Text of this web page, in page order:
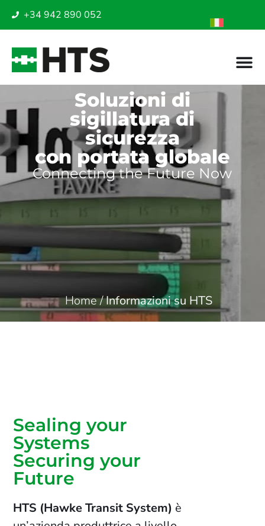
+34 942 890 052
Soluzioni di
sigillatura di
sicurezza
con portata globale
Connecting the Future Now
Home/Informazioni su HTS
Sealing your
Systems
Securing your
Future
HTS (Hawke Transit System) è